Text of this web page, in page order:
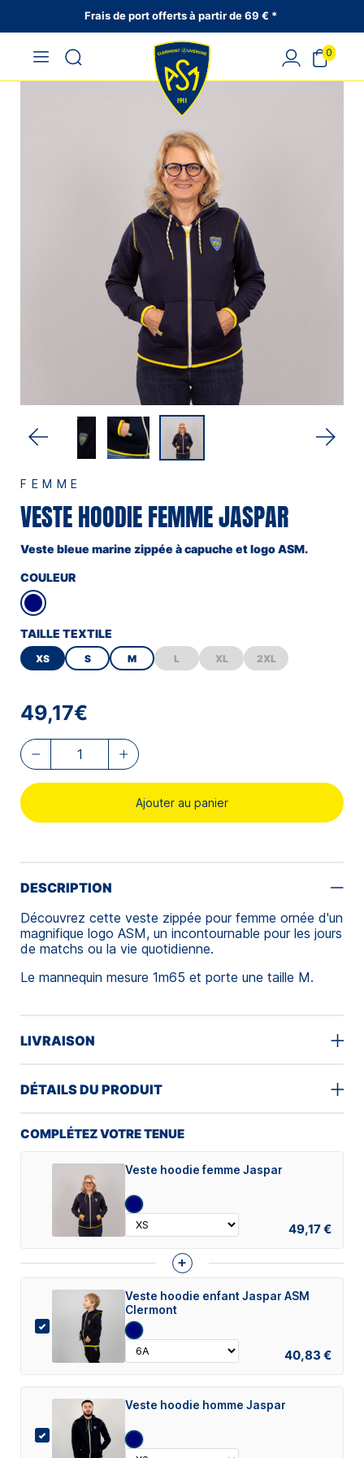
Frais de port offerts à partir de 69 € *
FEMME
VESTE HOODIE FEMME JASPAR
Veste bleue marine zippée à capuche et logo ASM.
COULEUR
TAILLE TEXTILE
XS S M L XL 2XL
49,17€
Ajouter au panier
DESCRIPTION
Découvrez cette veste zippée pour femme ornée d'un
magnifique logo ASM, un incontournable pour les jours
de matchs ou la vie quotidienne.
Le mannequin mesure 1m65 et porte une taille M.
LIVRAISON
DÉTAILS DU PRODUIT
COMPLÉTEZ VOTRE TENUE
Veste hoodie femme Jaspar
49,17 €
+
Veste hoodie enfant Jaspar ASM
Clermont
40,83 €
Veste hoodie homme Jaspar
0